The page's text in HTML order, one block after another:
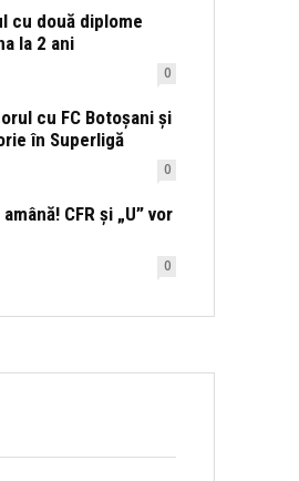
cu două diplome
la 2 ani
0
cu FC Botoșani și
în Superligă
0
CFR și „U” vor
0